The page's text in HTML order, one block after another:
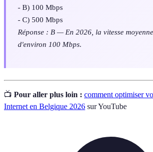
- B) 100 Mbps
- C) 500 Mbps
Réponse : B — En 2026, la vitesse
d'environ 100 Mbps.
📺 Pour aller plus loin : comment optimiser
Internet en Belgique 2026 sur YouTube